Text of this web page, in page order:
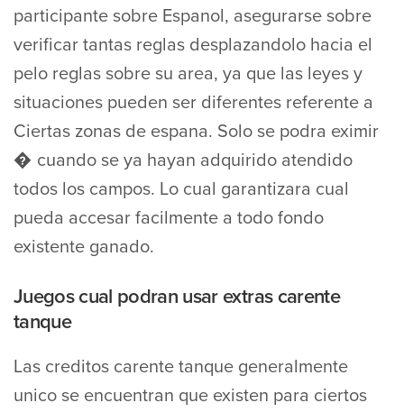
participante sobre Espanol, asegurarse sobre
verificar tantas reglas desplazandolo hacia el
pelo reglas sobre su area, ya que las leyes y
situaciones pueden ser diferentes referente a
Ciertas zonas de espana. Solo se podra eximir
� cuando se ya hayan adquirido atendido
todos los campos. Lo cual garantizara cual
pueda accesar facilmente a todo fondo
existente ganado.
Juegos cual podran usar extras carente
tanque
Las creditos carente tanque generalmente
unico se encuentran que existen para ciertos